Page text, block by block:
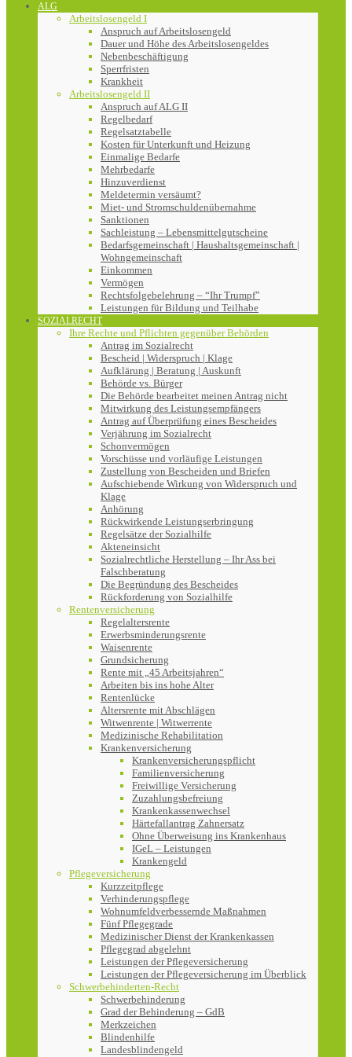
ALG
Arbeitslosengeld I
Anspruch auf Arbeitslosengeld
Dauer und Höhe des Arbeitslosengeldes
Nebenbeschäftigung
Sperrfristen
Krankheit
Arbeitslosengeld II
Anspruch auf ALG II
Regelbedarf
Regelsatztabelle
Kosten für Unterkunft und Heizung
Einmalige Bedarfe
Mehrbedarfe
Hinzuverdienst
Meldetermin versäumt?
Miet- und Stromschuldenübernahme
Sanktionen
Sachleistung – Lebensmittelgutscheine
Bedarfsgemeinschaft | Haushaltsgemeinschaft |
Wohngemeinschaft
Einkommen
Vermögen
Rechtsfolgebelehrung – “Ihr Trumpf”
Leistungen für Bildung und Teilhabe
SOZIALRECHT
Ihre Rechte und Pflichten gegenüber Behörden
Antrag im Sozialrecht
Bescheid | Widerspruch | Klage
Aufklärung | Beratung | Auskunft
Behörde vs. Bürger
Die Behörde bearbeitet meinen Antrag nicht
Mitwirkung des Leistungsempfängers
Antrag auf Überprüfung eines Bescheides
Verjährung im Sozialrecht
Schonvermögen
Vorschüsse und vorläufige Leistungen
Zustellung von Bescheiden und Briefen
Aufschiebende Wirkung von Widerspruch und
Klage
Anhörung
Rückwirkende Leistungserbringung
Regelsätze der Sozialhilfe
Akteneinsicht
Sozialrechtliche Herstellung – Ihr Ass bei
Falschberatung
Die Begründung des Bescheides
Rückforderung von Sozialhilfe
Rentenversicherung
Regelaltersrente
Erwerbsminderungsrente
Waisenrente
Grundsicherung
Rente mit „45 Arbeitsjahren“
Arbeiten bis ins hohe Alter
Rentenlücke
Altersrente mit Abschlägen
Witwenrente | Witwerrente
Medizinische Rehabilitation
Krankenversicherung
Krankenversicherungspflicht
Familienversicherung
Freiwillige Versicherung
Zuzahlungsbefreiung
Krankenkassenwechsel
Härtefallantrag Zahnersatz
Ohne Überweisung ins Krankenhaus
IGeL – Leistungen
Krankengeld
Pflegeversicherung
Kurzzeitpflege
Verhinderungspflege
Wohnumfeldverbessernde Maßnahmen
Fünf Pflegegrade
Medizinischer Dienst der Krankenkassen
Pflegegrad abgelehnt
Leistungen der Pflegeversicherung
Leistungen der Pflegeversicherung im Überblick
Schwerbehinderten-Recht
Schwerbehinderung
Grad der Behinderung – GdB
Merkzeichen
Blindenhilfe
Landesblindengeld